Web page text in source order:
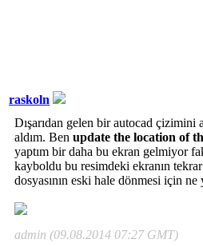
raskoln
Dışarıdan gelen bir autocad çizimini
aldım. Ben update the location of
yaptım bir daha bu ekran gelmiyor
kayboldu bu resimdeki ekranın
dosyasının eski hale dönmesi için
admin (09.08.2014 07:27 GMT)